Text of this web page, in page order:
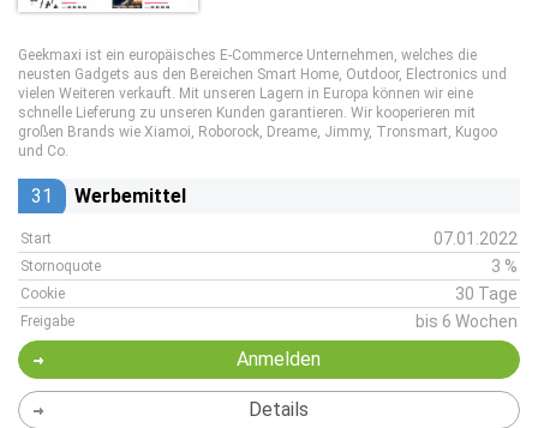
Geekmaxi ist ein europäisches E-Commerce Unternehmen, welches die
neusten Gadgets aus den Bereichen Smart Home, Outdoor, Electronics und
vielen Weiteren verkauft. Mit unseren Lagern in Europa können wir eine
schnelle Lieferung zu unseren Kunden garantieren. Wir kooperieren mit
großen Brands wie Xiamoi, Roborock, Dreame, Jimmy, Tronsmart, Kugoo
und Co.
31 Werbemittel
Start 07.01.2022
Stornoquote 3 %
Cookie 30 Tage
Freigabe bis 6 Wochen
Anmelden
Details